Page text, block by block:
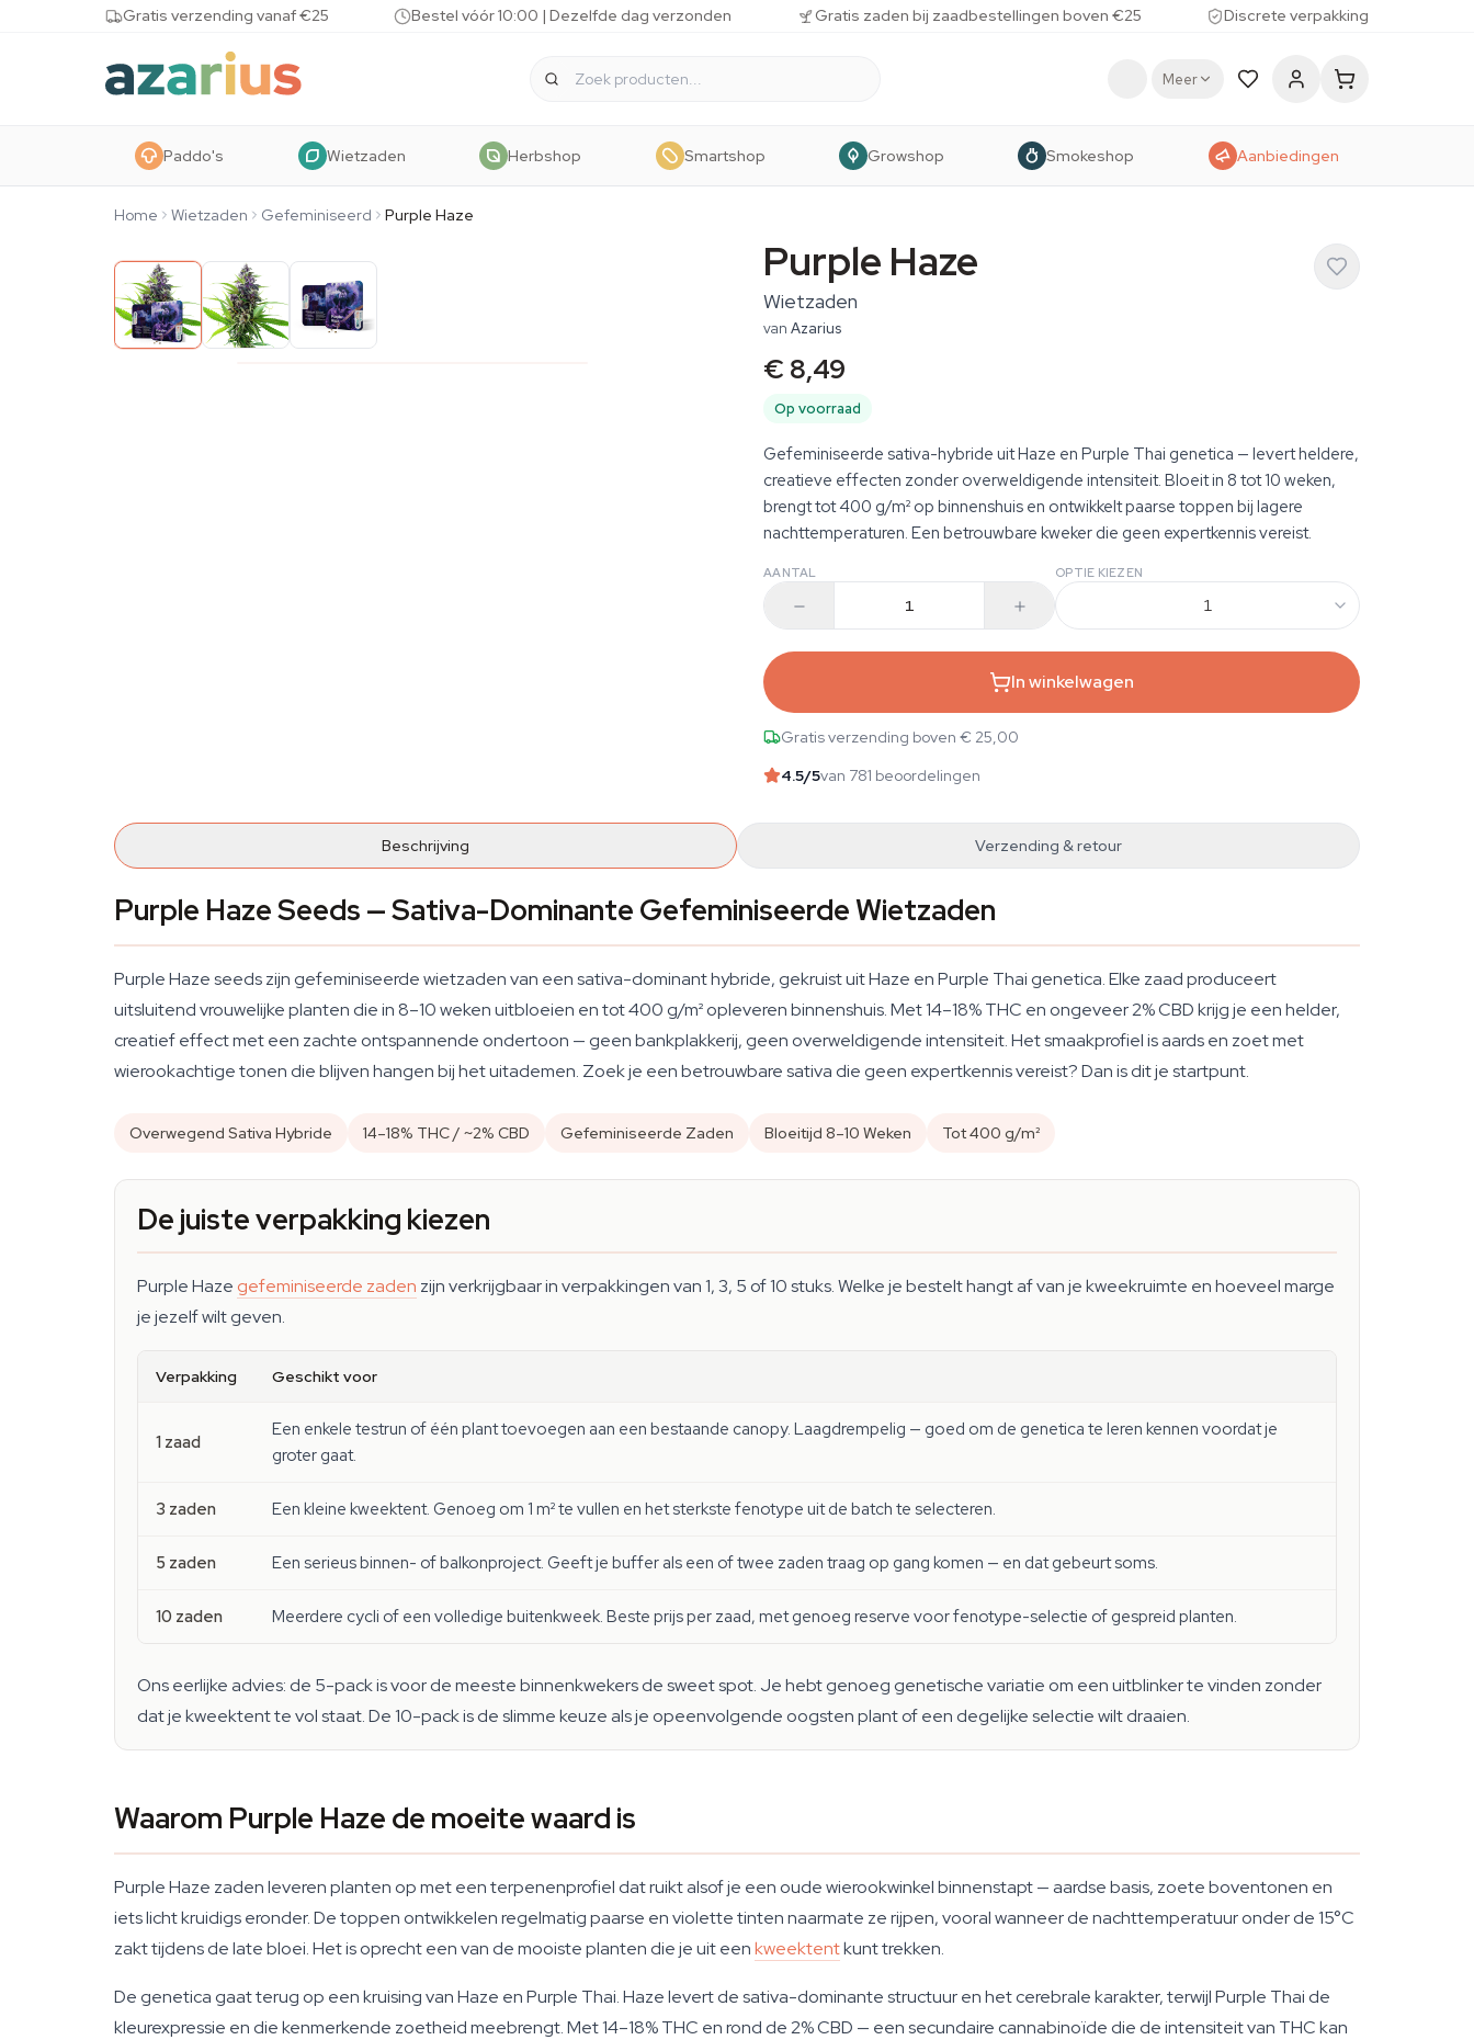
Skip to content Gratis verzending vanaf €25 Bestel vóór 10:00 | Dezelfde dag verzonden Gratis zaden bij zaadbestellingen boven €25 Discrete verpakking
Meer
Paddo's Wietzaden Herbshop Smartshop Growshop Smokeshop Aanbiedingen
Home Wietzaden Gefeminiseerd Purple Haze
Purple Haze
Wietzaden
van Azarius
€ 8,49
Op voorraad
Gefeminiseerde sativa-hybride uit Haze en Purple Thai genetica — levert heldere,
creatieve effecten zonder overweldigende intensiteit. Bloeit in 8 tot 10 weken,
brengt tot 400 g/m² op binnenshuis en ontwikkelt paarse toppen bij lagere
nachttemperaturen. Een betrouwbare kweker die geen expertkennis vereist.
AANTAL OPTIE KIEZEN
1
In winkelwagen
Gratis verzending boven € 25,00
4.5/5van 781 beoordelingen
Beschrijving Verzending & retour
Purple Haze Seeds — Sativa-Dominante Gefeminiseerde Wietzaden
Purple Haze seeds zijn gefeminiseerde wietzaden van een sativa-dominant hybride, gekruist uit Haze en Purple Thai genetica. Elke zaad produceert
uitsluitend vrouwelijke planten die in 8–10 weken uitbloeien en tot 400 g/m² opleveren binnenshuis. Met 14–18% THC en ongeveer 2% CBD krijg je een helder,
creatief effect met een zachte ontspannende ondertoon — geen bankplakkerij, geen overweldigende intensiteit. Het smaakprofiel is aards en zoet met
wierookachtige tonen die blijven hangen bij het uitademen. Zoek je een betrouwbare sativa die geen expertkennis vereist? Dan is dit je startpunt.
Overwegend Sativa Hybride 14–18% THC / ~2% CBD Gefeminiseerde Zaden Bloeitijd 8–10 Weken Tot 400 g/m²
De juiste verpakking kiezen
Purple Haze gefeminiseerde zaden zijn verkrijgbaar in verpakkingen van 1, 3, 5 of 10 stuks. Welke je bestelt hangt af van je kweekruimte en hoeveel marge
je jezelf wilt geven.
Verpakking Geschikt voor
1 zaad
Een enkele testrun of één plant toevoegen aan een bestaande canopy. Laagdrempelig — goed om de genetica te leren kennen voordat je
groter gaat.
3 zaden Een kleine kweektent. Genoeg om 1 m² te vullen en het sterkste fenotype uit de batch te selecteren.
5 zaden Een serieus binnen- of balkonproject. Geeft je buffer als een of twee zaden traag op gang komen — en dat gebeurt soms.
10 zaden Meerdere cycli of een volledige buitenkweek. Beste prijs per zaad, met genoeg reserve voor fenotype-selectie of gespreid planten.
Ons eerlijke advies: de 5-pack is voor de meeste binnenkwekers de sweet spot. Je hebt genoeg genetische variatie om een uitblinker te vinden zonder
dat je kweektent te vol staat. De 10-pack is de slimme keuze als je opeenvolgende oogsten plant of een degelijke selectie wilt draaien.
Waarom Purple Haze de moeite waard is
Purple Haze zaden leveren planten op met een terpenenprofiel dat ruikt alsof je een oude wierookwinkel binnenstapt — aardse basis, zoete boventonen en
iets licht kruidigs eronder. De toppen ontwikkelen regelmatig paarse en violette tinten naarmate ze rijpen, vooral wanneer de nachttemperatuur onder de 15°C
zakt tijdens de late bloei. Het is oprecht een van de mooiste planten die je uit eenkweektentkunt trekken.
De genetica gaat terug op een kruising van Haze en Purple Thai. Haze levert de sativa-dominante structuur en het cerebrale karakter, terwijl Purple Thai de
kleurexpressie en die kenmerkende zoetheid meebrengt. Met 14–18% THC en rond de 2% CBD — een secundaire cannabinoïde die de intensiteit van THC kan